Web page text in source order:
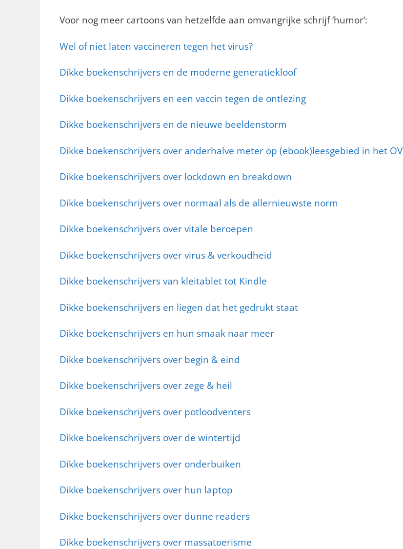
Voor nog meer cartoons van hetzelfde aan omvangrijke schrijf ‘humor’:
Wel of niet laten vaccineren tegen het virus?
Dikke boekenschrijvers en de moderne generatiekloof
Dikke boekenschrijvers en een vaccin tegen de ontlezing
Dikke boekenschrijvers en de nieuwe beeldenstorm
Dikke boekenschrijvers over anderhalve meter op (ebook)leesgebied in het OV
Dikke boekenschrijvers over lockdown en breakdown
Dikke boekenschrijvers over normaal als de allernieuwste norm
Dikke boekenschrijvers over vitale beroepen
Dikke boekenschrijvers over virus & verkoudheid
Dikke boekenschrijvers van kleitablet tot Kindle
Dikke boekenschrijvers en liegen dat het gedrukt staat
Dikke boekenschrijvers en hun smaak naar meer
Dikke boekenschrijvers over begin & eind
Dikke boekenschrijvers over zege & heil
Dikke boekenschrijvers over potloodventers
Dikke boekenschrijvers over de wintertijd
Dikke boekenschrijvers over onderbuiken
Dikke boekenschrijvers over hun laptop
Dikke boekenschrijvers over dunne readers
Dikke boekenschrijvers over massatoerisme